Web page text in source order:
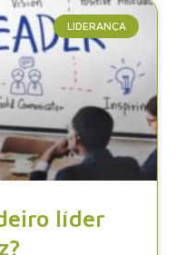
LIDERANÇA
líder